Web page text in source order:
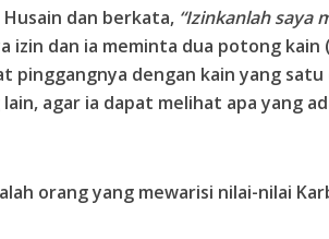
Husain dan berkata, “Izinkanlah saya
izin dan ia meminta dua potong kain
pinggangnya dengan kain yang satu
agar ia dapat melihat apa yang
orang yang mewarisi nilai-nilai